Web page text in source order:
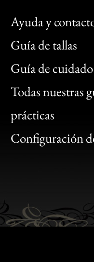
Ayuda y
Guía de tallas
Guía de cuidado
Todas nuestras
prácticas
Configuración